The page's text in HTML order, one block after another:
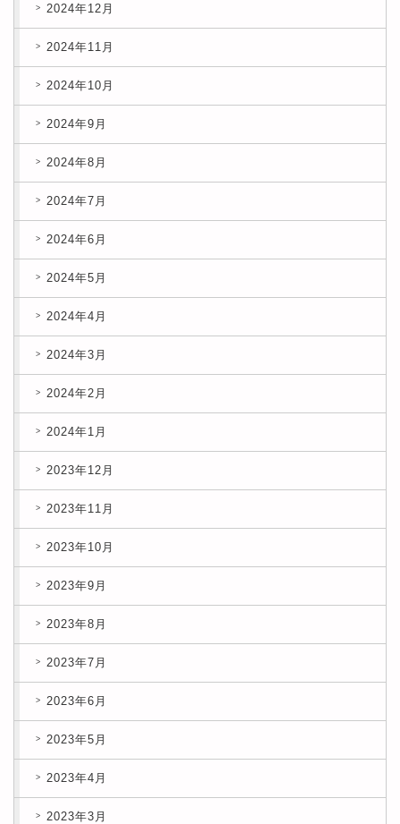
2024年12月
2024年11月
2024年10月
2024年9月
2024年8月
2024年7月
2024年6月
2024年5月
2024年4月
2024年3月
2024年2月
2024年1月
2023年12月
2023年11月
2023年10月
2023年9月
2023年8月
2023年7月
2023年6月
2023年5月
2023年4月
2023年3月